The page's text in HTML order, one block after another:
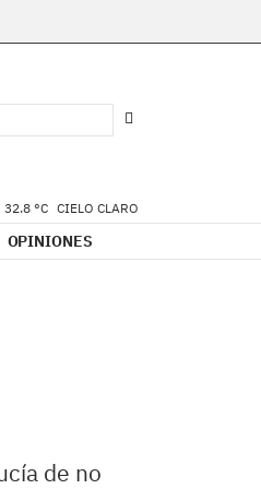
32.8 °C CIELO CLARO
OPINIONES
de no